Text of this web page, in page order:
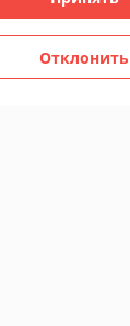
Deal.by
Отклонить